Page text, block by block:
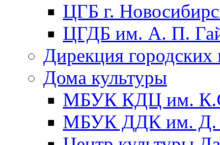
ЦГБ г.
ЦГДБ им. А. П.
Дирекция городских
Дома культуры
МБУК КДЦ им.
МБУК ДДК им. Д.